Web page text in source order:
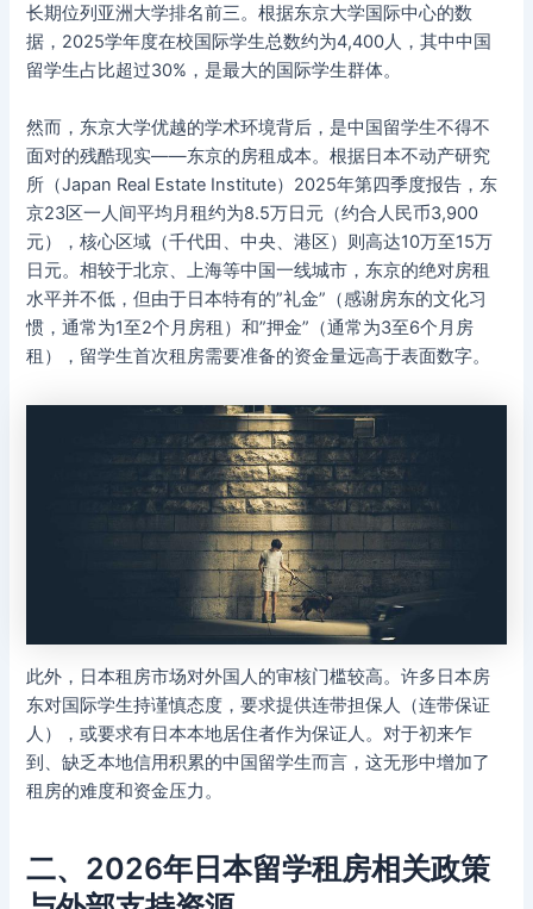
长期位列亚洲大学排名前三。根据东京大学国际中心的数
据，2025学年度在校国际学生总数约为4,400人，其中中国
留学生占比超过30%，是最大的国际学生群体。
然而，东京大学优越的学术环境背后，是中国留学生不得不
面对的残酷现实——东京的房租成本。根据日本不动产研究
所（Japan Real Estate Institute）2025年第四季度报告，东
京23区一人间平均月租约为8.5万日元（约合人民币3,900
元），核心区域（千代田、中央、港区）则高达10万至15万
日元。相较于北京、上海等中国一线城市，东京的绝对房租
水平并不低，但由于日本特有的”礼金”（感谢房东的文化习
惯，通常为1至2个月房租）和”押金”（通常为3至6个月房
租），留学生首次租房需要准备的资金量远高于表面数字。
此外，日本租房市场对外国人的审核门槛较高。许多日本房
东对国际学生持谨慎态度，要求提供连带担保人（连带保证
人），或要求有日本本地居住者作为保证人。对于初来乍
到、缺乏本地信用积累的中国留学生而言，这无形中增加了
租房的难度和资金压力。
二、2026年日本留学租房相关政策